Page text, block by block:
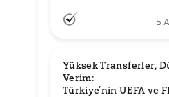
5
Yüksek Transferler,
Verim:
Türkiye’nin UEFA ve